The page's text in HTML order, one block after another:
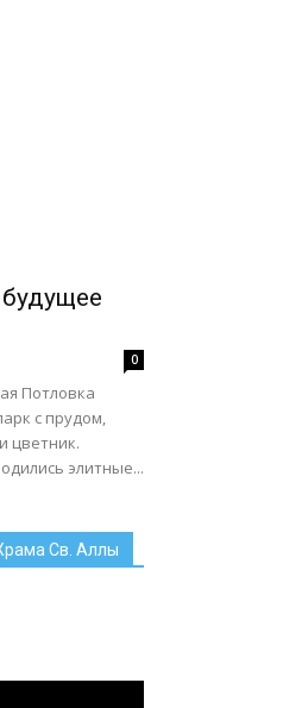
0
Потловка
с прудом,
цветник.
элитные...
Св. Аллы